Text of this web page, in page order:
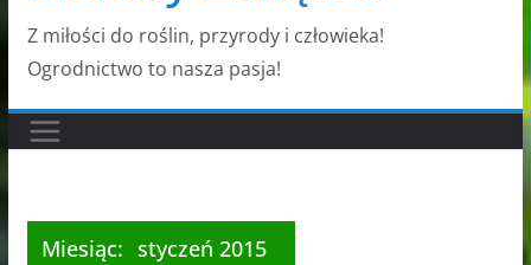
Z miłości do roślin, przyrody i człowieka!
Ogrodnictwo to nasza pasja!
Miesiąc: styczeń 2015